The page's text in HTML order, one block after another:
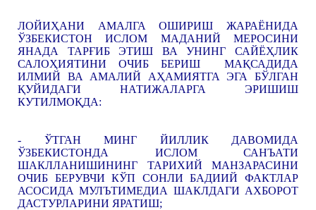
ЛОЙИҲАНИ АМАЛГА ОШИРИШ ЖАРАЁНИДА
ЎЗБЕКИСТОН ИСЛОМ МАДАНИЙ МЕРОСИНИ
ЯНАДА ТАРҒИБ ЭТИШ ВА УНИНГ САЙЁҲЛИК
САЛОҲИЯТИНИ ОЧИБ БЕРИШ МАҚСАДИДА
ИЛМИЙ ВА АМАЛИЙ АҲАМИЯТГА ЭГА БЎЛГАН
ҚУЙИДАГИ НАТИЖАЛАРГА ЭРИШИШ
КУТИЛМОҚДА:
- ЎТГАН МИНГ ЙИЛЛИК ДАВОМИДА
ЎЗБЕКИСТОНДА ИСЛОМ САНЪАТИ
ШАКЛЛАНИШИНИНГ ТАРИХИЙ МАНЗАРАСИНИ
ОЧИБ БЕРУВЧИ КЎП СОНЛИ БАДИИЙ ФАКТЛАР
АСОСИДА МУЛЪТИМЕДИА ШАКЛДАГИ АХБОРОТ
ДАСТУРЛАРИНИ ЯРАТИШ;